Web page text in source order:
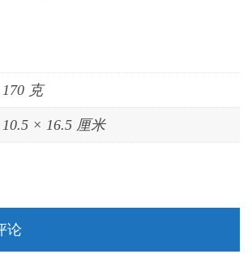
170 克
10.5 × 16.5 厘米
论